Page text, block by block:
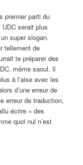
premier parti du
serait plus
super slogan.
tellement de
te préparer des
même saoul. Il
à l’aise avec les
d’une erreur de
erreur de traduction,
écrire « des
quoi nul n’est